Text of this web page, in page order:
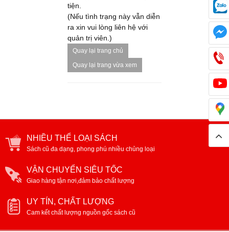
tiện.
(Nếu tình trạng này vẫn diễn
ra xin vui lòng liên hệ với
quản trị viên.)
Quay lại trang chủ
Quay lại trang vừa xem
NHIỀU THỂ LOẠI SÁCH
Sách cũ đa dạng, phong phú nhiều chủng loại
VẬN CHUYỂN SIÊU TỐC
Giao hàng tận nơi,đảm bảo chất lượng
UY TÍN, CHẤT LƯỢNG
Cam kết chất lượng nguồn gốc sách cũ